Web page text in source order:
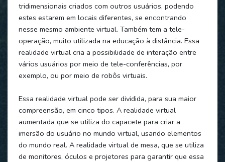
tridimensionais criados com outros usuários, podendo
estes estarem em locais diferentes, se encontrando
nesse mesmo ambiente virtual. Também tem a tele-
operação, muito utilizada na educação à distância. Essa
realidade virtual cria a possibilidade de interação entre
vários usuários por meio de tele-conferências, por
exemplo, ou por meio de robôs virtuais.
Essa realidade virtual pode ser dividida, para sua maior
compreensão, em cinco tipos. A realidade virtual
aumentada que se utiliza do capacete para criar a
imersão do usuário no mundo virtual, usando elementos
do mundo real. A realidade virtual de mesa, que se utiliza
de monitores, óculos e projetores para garantir que essa